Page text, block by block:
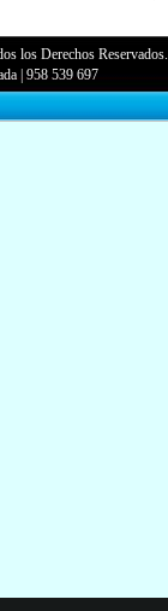
los Derechos Reservados.
|958 539 697